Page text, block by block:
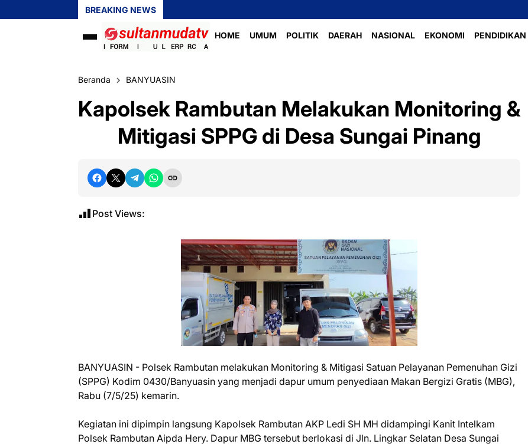
BREAKING NEWS
HOME UMUM POLITIK DAERAH NASIONAL EKONOMI PENDIDIKAN
Beranda BANYUASIN
Kapolsek Rambutan Melakukan Monitoring &
Mitigasi SPPG di Desa Sungai Pinang
Post Views:
BANYUASIN - Polsek Rambutan melakukan Monitoring & Mitigasi Satuan Pelayanan Pemenuhan Gizi
(SPPG) Kodim 0430/Banyuasin yang menjadi dapur umum penyediaan Makan Bergizi Gratis (MBG),
Rabu (7/5/25) kemarin.
Kegiatan ini dipimpin langsung Kapolsek Rambutan AKP Ledi SH MH didampingi Kanit Intelkam
Polsek Rambutan Aipda Hery. Dapur MBG tersebut berlokasi di Jln. Lingkar Selatan Desa Sungai